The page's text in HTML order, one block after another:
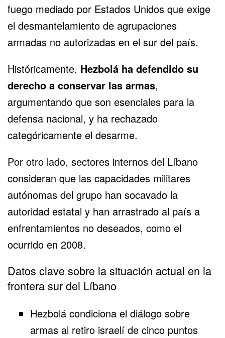
fuego mediado por Estados Unidos que exige
el desmantelamiento de agrupaciones
armadas no autorizadas en el sur del país.
Históricamente, Hezbolá ha defendido su
derecho a conservar las armas,
argumentando que son esenciales para la
defensa nacional, y ha rechazado
categóricamente el desarme.
Por otro lado, sectores internos del Líbano
consideran que las capacidades militares
autónomas del grupo han socavado la
autoridad estatal y han arrastrado al país a
enfrentamientos no deseados, como el
ocurrido en 2008.
Datos clave sobre la situación actual en la
frontera sur del Líbano
Hezbolá condiciona el diálogo sobre
armas al retiro israelí de cinco puntos